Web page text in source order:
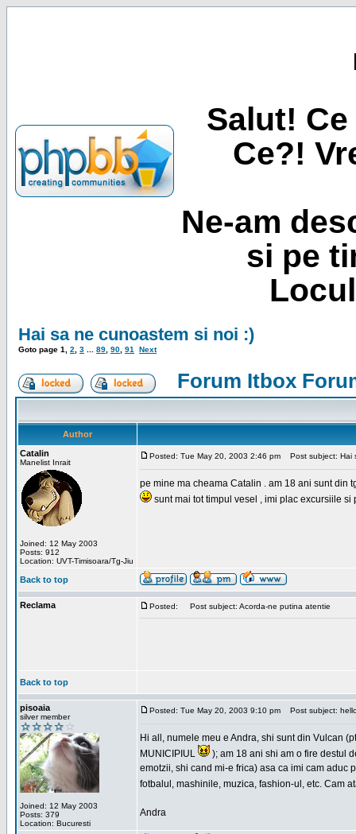
Salut!
Ce?!
Ne-am
si pe
Hai sa ne cunoastem si noi :)
Goto page 1 2 3 89 90 91 Next
Forum Itbox
Author
Catalin
Manelist Inrait
Joined: 12 May 2003
Posts: 912
Location: UVT-Timisoara/Tg-Jiu
Posted: Tue May 20, 2003 2:46 pm Post subject: Hai
pe mine ma cheama Catalin . am 18 ani sunt din
sunt mai tot timpul vesel , imi plac excursiile
Back to top
Reclama Posted: Post subject: Acorda-ne putina atentie
Back to top
pisoaia
silver member
Joined: 12 May 2003
Posts: 379
Location: Bucuresti
Posted: Tue May 20, 2003 9:10 pm Post subject:
Hi all, numele meu e Andra, shi sunt din Vulcan
MUNICIPIUL
); am 18 ani shi am o fire destul
emotzii, shi cand mi-e frica) asa ca imi cam
fotbalul, mashinile, muzica, fashion-ul, etc. Cam
Andra